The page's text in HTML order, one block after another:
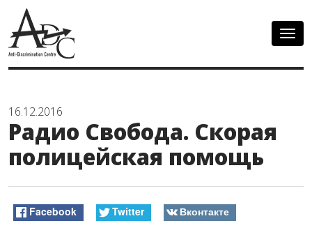
16.12.2016
Радио Свобода. Скорая
полицейская помощь
Facebook Twitter Вконтакте